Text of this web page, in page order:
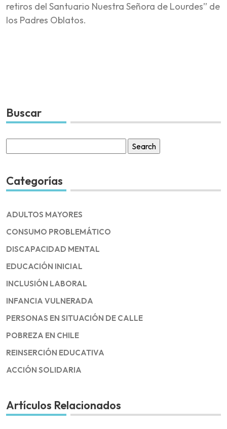
retiros del Santuario Nuestra Señora de Lourdes” de
los Padres Oblatos.
Buscar
for:
Categorías
ADULTOS MAYORES
CONSUMO PROBLEMÁTICO
DISCAPACIDAD MENTAL
EDUCACIÓN INICIAL
INCLUSIÓN LABORAL
INFANCIA VULNERADA
PERSONAS EN SITUACIÓN DE CALLE
POBREZA EN CHILE
REINSERCIÓN EDUCATIVA
ACCIÓN SOLIDARIA
Artículos Relacionados